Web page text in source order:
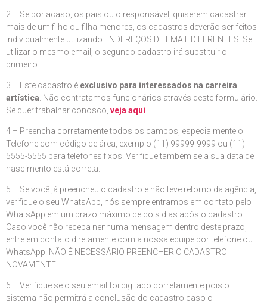
2 – Se por acaso, os pais ou o responsável, quiserem cadastrar
mais de um filho ou filha menores, os cadastros deverão ser feitos
individualmente utilizando ENDEREÇOS DE EMAIL DIFERENTES. Se
utilizar o mesmo email, o segundo cadastro irá substituir o
primeiro.
3 – Este cadastro é exclusivo para interessados na carreira
artística . Não contratamos funcionários através deste formulário.
Se quer trabalhar conosco, veja aqui
4 – Preencha corretamente todos os campos, especialmente o
Telefone com código de área, exemplo (11) 99999-9999 ou (11)
5555-5555 para telefones fixos. Verifique também se a sua data de
nascimento está correta.
5 – Se você já preencheu o cadastro e não teve retorno da agência,
verifique o seu WhatsApp, nós sempre entramos em contato pelo
WhatsApp em um prazo máximo de dois dias após o cadastro.
Caso você não receba nenhuma mensagem dentro deste prazo,
entre em contato diretamente com a nossa equipe por telefone ou
WhatsApp. NÃO É NECESSÁRIO PREENCHER O CADASTRO
NOVAMENTE.
6 – Verifique se o seu email foi digitado corretamente pois o
sistema não permitrá a conclusão do cadastro caso o